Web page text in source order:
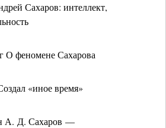
Сахаров: интеллект,
О феномене Сахарова
«иное время»
А. Д. Сахаров —